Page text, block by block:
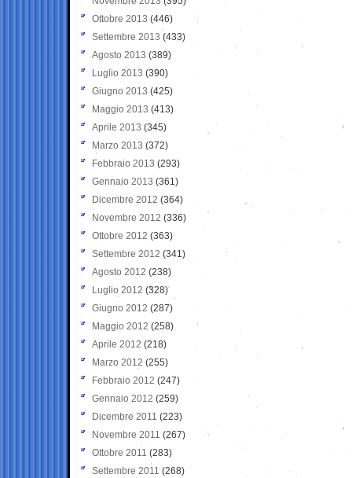
Ottobre 2013 (446)
Settembre 2013 (433)
Agosto 2013 (389)
Luglio 2013 (390)
Giugno 2013 (425)
Maggio 2013 (413)
Aprile 2013 (345)
Marzo 2013 (372)
Febbraio 2013 (293)
Gennaio 2013 (361)
Dicembre 2012 (364)
Novembre 2012 (336)
Ottobre 2012 (363)
Settembre 2012 (341)
Agosto 2012 (238)
Luglio 2012 (328)
Giugno 2012 (287)
Maggio 2012 (258)
Aprile 2012 (218)
Marzo 2012 (255)
Febbraio 2012 (247)
Gennaio 2012 (259)
Dicembre 2011 (223)
Novembre 2011 (267)
Ottobre 2011 (283)
Settembre 2011 (268)